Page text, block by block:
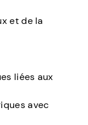
et de la
liées aux
avec